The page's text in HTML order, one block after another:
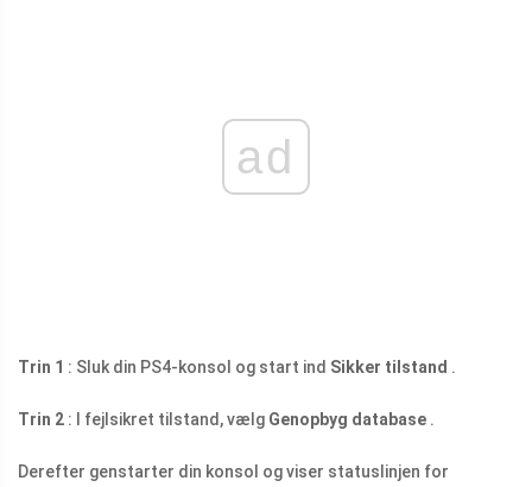
ad
Trin 1 : Sluk din PS4-konsol og start ind Sikker tilstand .
Trin 2 : I fejlsikret tilstand, vælg Genopbyg database .
Derefter genstarter din konsol og viser statuslinjen for